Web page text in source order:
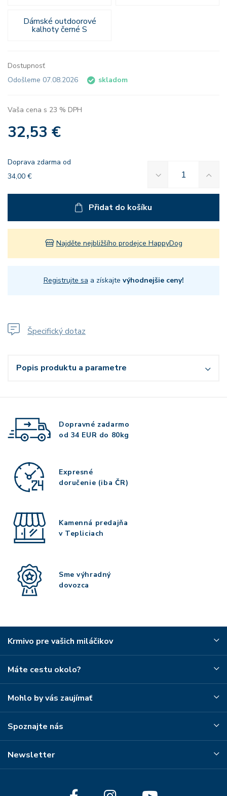
Dámské outdoorové
kalhoty černé S
Dostupnosť
Odošleme 07.08.2026
skladom
Vaša cena s 23 % DPH
32,53 €
Doprava zdarma od
34,00 €
Přidat do košíku
Najděte nejbližšího prodejce HappyDog
Registrujte sa a získajte výhodnejšie ceny!
Špecifický dotaz
Popis produktu a parametre
Dopravné zadarmo
od 34 EUR do 80kg
Expresné
doručenie (iba ČR)
Kamenná predajňa
v Tepliciach
Sme výhradný
dovozca
Krmivo pre vašich miláčikov
Máte cestu okolo?
Mohlo by vás zaujímať
Spoznajte nás
Newsletter